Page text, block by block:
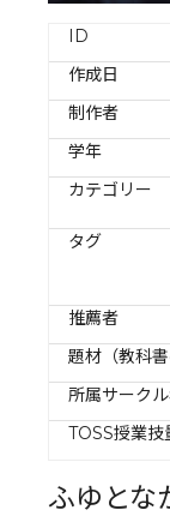
ID
作成日
制作者
学年
カテゴリー
タグ
推薦者
題材（教科書
所属サーク
TOSS授業技
ふゆとな